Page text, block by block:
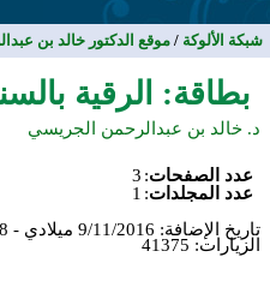
شبكة الألوكة / موقع الدكتور خالد بن
بطاقة: الرقية
د. خالد بن عبدالرحمن الجريسي
عدد الصفحات:
3
عدد المجلدات:
1
تاريخ الإضافة: 9/11/2016 ميلادي - 10/2/1438 هجري
الزيارات: 41375